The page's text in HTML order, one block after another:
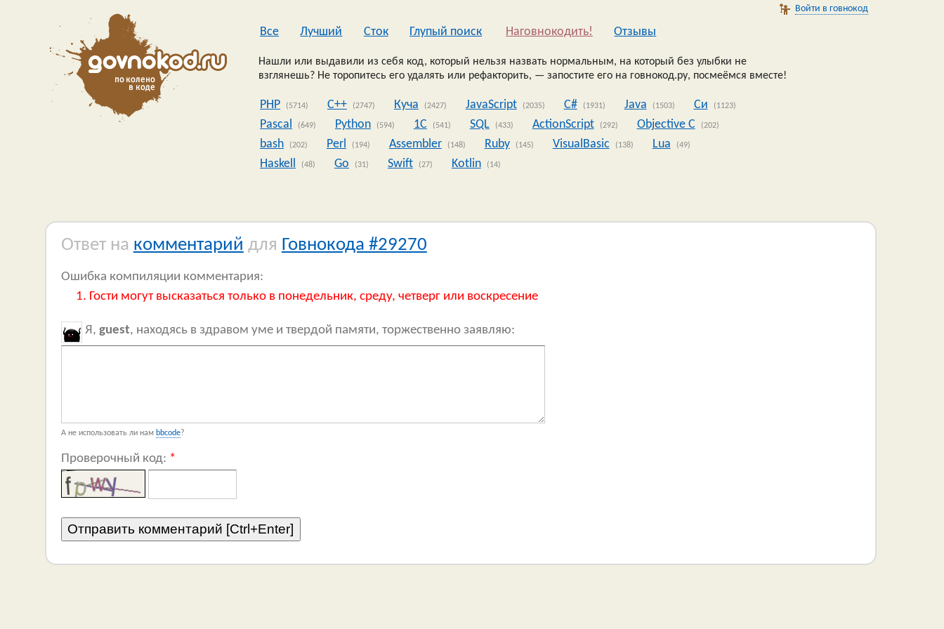
Войти в говнокод
Все Лучший Сток Глупый поиск Наговнокодить! Oтзывы
Нашли или выдавили из себя код, который нельзя назвать нормальным, на который без улыбки не
взглянешь? Не торопитесь его удалять или рефакторить, — запостите его на говнокод.ру, посмеёмся вместе!
PHP (5714) C++ (2747) Куча (2427) JavaScript (2035) C# (1931) Java (1503) Си (1123)
Pascal (649) Python (594) 1C (541) SQL (433) ActionScript (292) Objective C (202)
bash (202) Perl (194) Assembler (148) Ruby (145) VisualBasic (138) Lua (49)
Haskell (48) Go (31) Swift (27) Kotlin (14)
Ответ на комментарий для Говнокода #29270
Ошибка компиляции комментария:
Гости могут высказаться только в понедельник, среду, четверг или воскресение
Я, guest, находясь в здравом уме и твердой памяти, торжественно заявляю:
А не использовать ли нам bbcode?
Проверочный код: *